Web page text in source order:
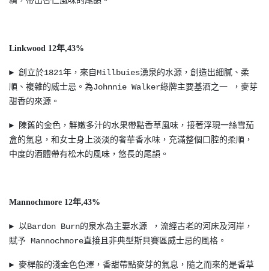
Linkwood 12年,43%
► 創立於1821年，來自Millbuies湧泉的水源，創造出細膩、柔
順、複雜的威士忌。為Johnnie Walker綠牌主要基酒之一 ，麥芽
甜香的來源。
► 陳舊的金色，鮮嫩多汁的水果帶點香草風味，接著浮現一絲雪茄
盒的氣息，和女士身上淡淡的奢華香水味，充滿整個口腔的柔順，
中度的酒體帶有松木的風味，悠長的尾韻。
Mannochmore 12年,43%
► 以Bardon Burn的泉水為主要水源 ，流經古老的河床及河岸，
賦予 Mannochmore直接且非典型斯貝賽區威士忌的風格。
► 麥桿般的淺金色色澤，香甜帶點麥芽的氣息，隨之而來的是香草